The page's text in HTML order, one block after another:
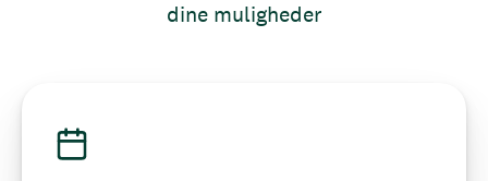
dine muligheder